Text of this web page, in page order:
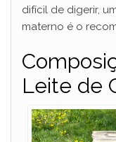
difícil de digerir,
materno é o
Leite de